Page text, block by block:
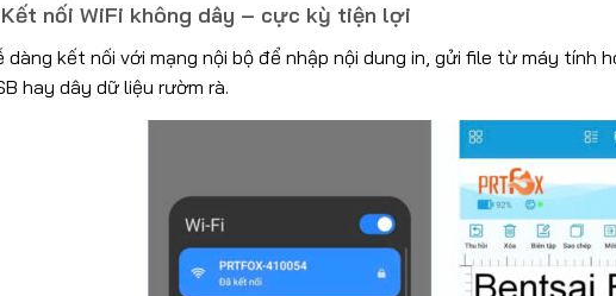
Kết nối WiFi không dây – cực kỳ tiện lợi
dàng kết nối với mạng nội bộ để nhập nội dung in, gửi file từ máy tính
hay dây dữ liệu rườm rà.